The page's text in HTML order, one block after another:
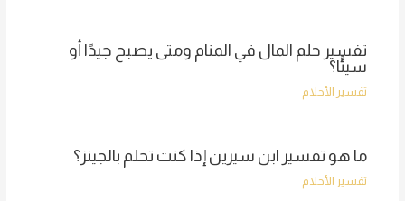
تفسير حلم المال في المنام ومتى يصبح جيدًا أو
سيئًا؟
تفسير الأحلام
ما هو تفسير ابن سيرين إذا كنت تحلم بالجينز؟
تفسير الأحلام